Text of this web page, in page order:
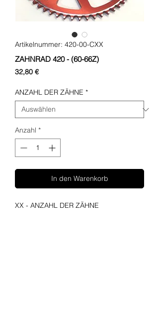
Artikelnummer: 420-00-CXX
ZAHNRAD 420 - (60-66Z)
32,80 €Preis
ANZAHL DER ZÄHNE *
Anzahl *
In den Warenkorb
XX - ANZAHL DER ZÄHNE